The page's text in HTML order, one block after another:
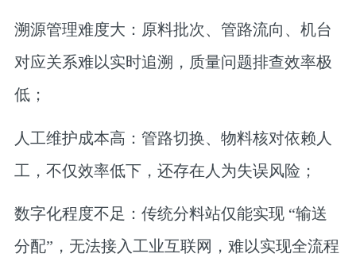
溯源管理难度大 ：原料批次、管路流向、机台
对应关系难以实时追溯，质量问题排查效率极
低；
人工维护成本高 ：管路切换、物料核对依赖人
工，不仅效率低下，还存在人为失误风险；
数字化程度不足 ：传统分料站仅能实现 “输送
分配”，无法接入工业互联网，难以实现全流程